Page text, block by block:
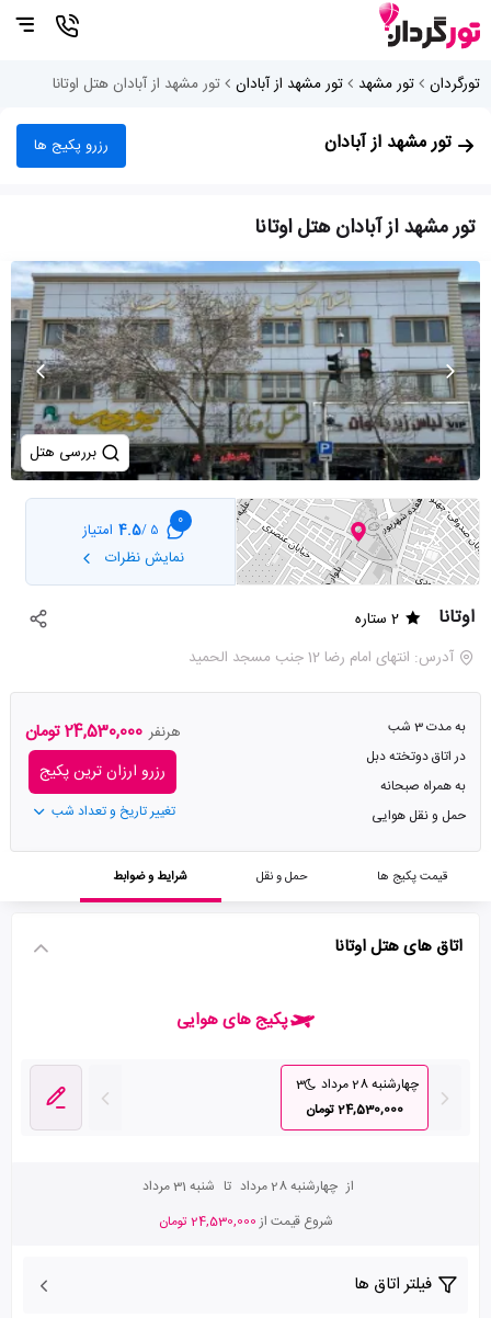
تورگردان تور مشهد تور مشهد از آبادان تور مشهد از آبادان هتل اوتانا
تور مشهد از آبادان رزرو پکیج ها
تور مشهد از آبادان هتل اوتانا
بررسی هتل
0
5 /
4.5 امتیاز
نمایش نظرات
اوتانا
2 ستاره
آدرس: انتهای امام رضا 12 جنب مسجد الحمید
به مدت 3 شب
در اتاق دوتخته دبل
به همراه صبحانه
حمل و نقل هوایی
هرنفر 24,530,000 تومان
رزرو ارزان ترین پکیج
تغییر تاریخ و تعداد شب
قیمت پکیج ها حمل و نقل شرایط و ضوابط
اتاق های هتل اوتانا
پکیج های هوایی
چهارشنبه 28 مرداد
3
24,530,000 تومان
از چهارشنبه 28 مرداد تا شنبه 31 مرداد
شروع قیمت از24,530,000 تومان
فیلتر اتاق ها